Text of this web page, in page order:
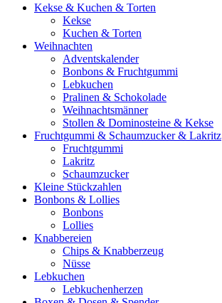
Kekse & Kuchen & Torten
Kekse
Kuchen & Torten
Weihnachten
Adventskalender
Bonbons & Fruchtgummi
Lebkuchen
Pralinen & Schokolade
Weihnachtsmänner
Stollen & Dominosteine & Kekse
Fruchtgummi & Schaumzucker & Lakritz
Fruchtgummi
Lakritz
Schaumzucker
Kleine Stückzahlen
Bonbons & Lollies
Bonbons
Lollies
Knabbereien
Chips & Knabberzeug
Nüsse
Lebkuchen
Lebkuchenherzen